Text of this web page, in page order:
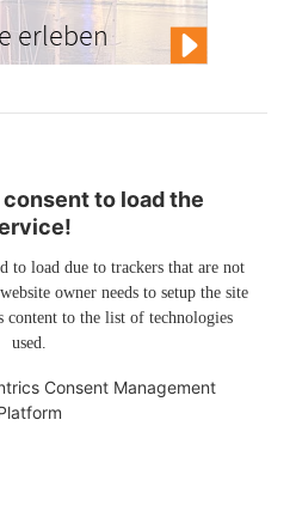
erleben
to load the
to load due to trackers that are not
owner needs to setup the site
to the list of technologies
used.
Consent Management